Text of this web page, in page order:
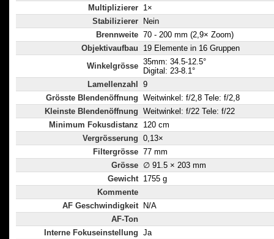
Multiplizierer 1×
Stabilizierer
Nein
Brennweite 70 - 200 mm (2,9× Zoom)
Objektivaufbau
19 Elemente in 16 Gruppen
Winkelgrösse 35mm: 34.5-12.5°
Digital: 23-8.1°
Lamellenzahl
9
Grösste Blendenöffnung Weitwinkel: f/2,8 Tele: f/2,8
Kleinste Blendenöffnung Weitwinkel: f/22 Tele: f/22
Minimum Fokusdistanz
120 cm
Vergrösserung 0,13×
Filtergrösse 77 mm
Grösse ∅ 91.5 × 203 mm
Gewicht 1755 g
Kommente
AF Geschwindigkeit
N/A
AF-Ton
Interne Fokuseinstellung Ja